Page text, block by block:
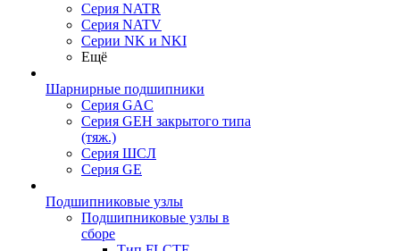
Серия NATR
Серия NATV
Серии NK и NKI
Ещё
Шарнирные подшипники
Серия GAC
Серия GEH закрытого типа
(тяж.)
Серия ШСЛ
Серия GE
Подшипниковые узлы
Подшипниковые узлы в
сборе